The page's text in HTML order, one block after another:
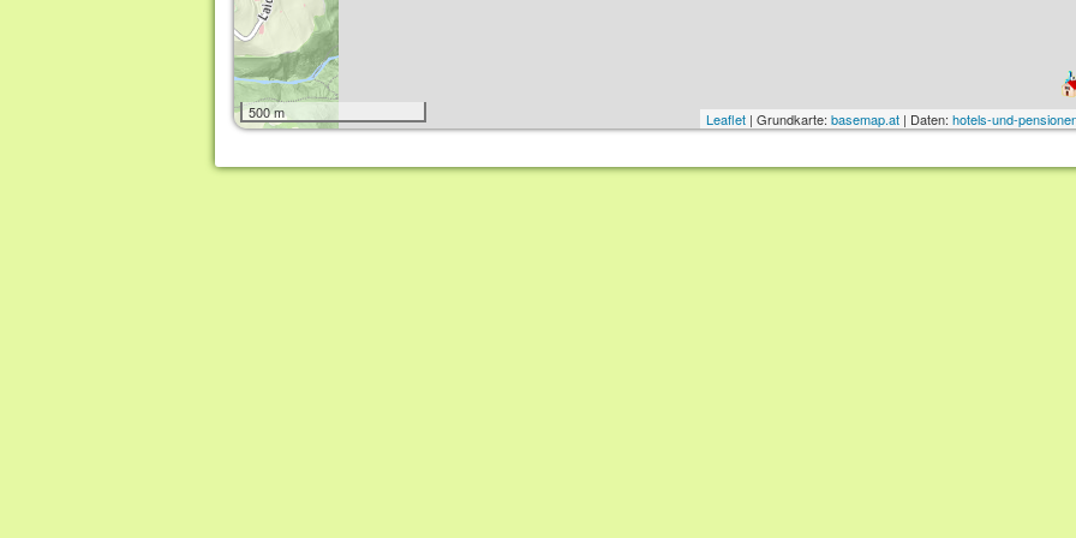
500 m Leaflet | Grundkarte:basemap.at | Daten:hotels-und-